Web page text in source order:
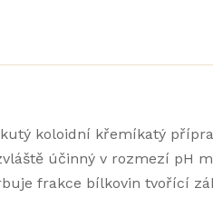
koloidní křemíkatý
účinný v rozmezí pH
frakce bílkovin tvořící